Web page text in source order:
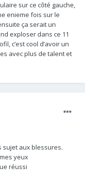
sur ce côté gauche,
enieme fois sur le
ça serait un
exploser dans ce 11
c’est cool d’avoir un
avec plus de talent et
sujet aux blessures.
yeux
réussi